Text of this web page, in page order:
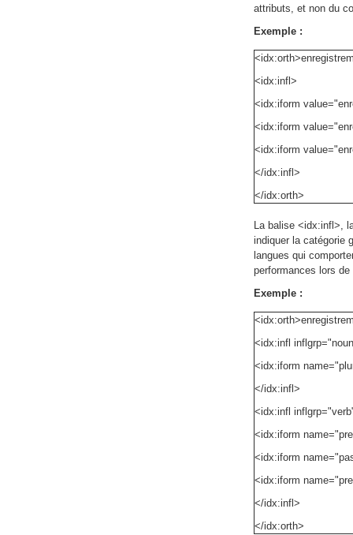
attributs, et non du
Exemple :
<idx:infl>
<idx:iform
<idx:iform
<idx:iform
</idx:infl>
</idx:orth>
La balise <idx:infl>,
indiquer la catégorie
langues qui
performances lors
Exemple :
<idx:infl
<idx:iform
</idx:infl>
<idx:infl
<idx:iform
<idx:iform
<idx:iform
</idx:infl>
</idx:orth>